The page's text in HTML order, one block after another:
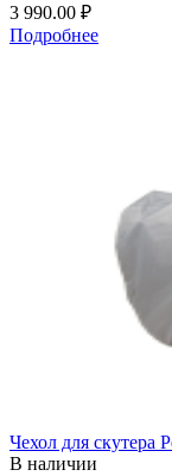
3 990.00 ₽
Подробнее
Чехол для скутера
В наличии